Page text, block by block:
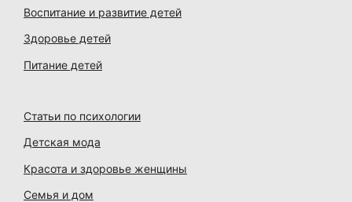
Воспитание и развитие детей
Здоровье детей
Питание детей
Статьи по психологии
Детская мода
Красота и здоровье женщины
Семья и дом